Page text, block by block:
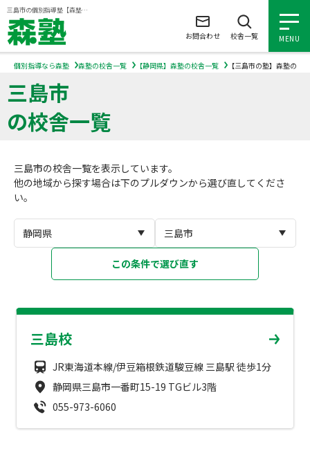
三島市の個別指導塾【森塾】｜小学生・中学生・高校生の学習塾
MENU
小学生の個別指導
中学生の個別指導
高校生の個別指導
森塾を知る
森塾を知る トップ
成績アップをかなえる！森塾メソッド
森塾の授業料について
子と親のお悩み別！なぜ？どうして？森塾！
数字でなるほど！森塾
塾の選び方
入塾までの流れ
無料体験授業について
お電話はこちら
0120-602-607
授業料等お問合わせはこちら
お問合わせ 校舎一覧
個別指導なら森塾 森塾の校舎一覧 【静岡県】森塾の校舎一覧 【三島市の塾】森塾の校
三島市
の校舎一覧
三島市の校舎一覧を表示しています。
他の地域から探す場合は下のプルダウンから選び直してくださ
い。
この条件で選び直す
三島校
JR東海道本線/伊豆箱根鉄道駿豆線 三島駅 徒歩1分
静岡県三島市一番町15-19 TGビル3階
055-973-6060